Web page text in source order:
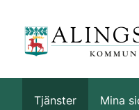
Tjänster Mina